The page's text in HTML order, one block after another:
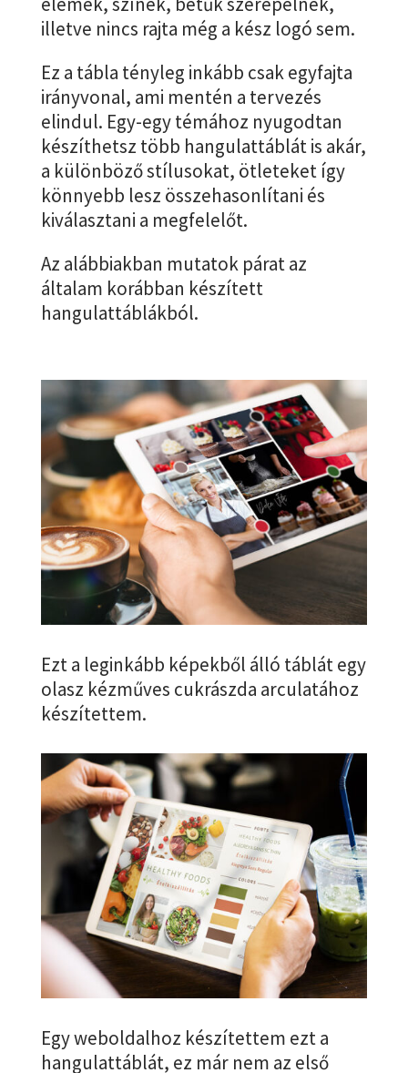
illetve nincs rajta még a kész logó sem.
Ez a tábla tényleg inkább csak egyfajta
irányvonal, ami mentén a tervezés
elindul. Egy-egy témához nyugodtan
készíthetsz több hangulattáblát is akár,
a különböző stílusokat, ötleteket így
könnyebb lesz összehasonlítani és
kiválasztani a megfelelőt.
Az alábbiakban mutatok párat az
általam korábban készített
hangulattáblákból.
Ezt a leginkább képekből álló táblát egy
olasz kézműves cukrászda arculatához
készítettem.
Egy weboldalhoz készítettem ezt a
hangulattáblát, ez már nem az első